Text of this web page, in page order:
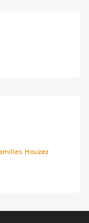
Houzez